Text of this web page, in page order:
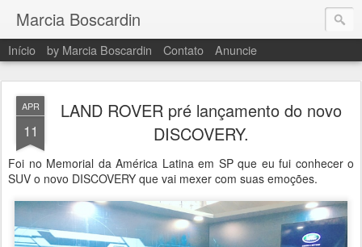
Marcia Boscardin
Início by Marcia Boscardin Contato Anuncie
APR
11
LAND ROVER pré lançamento do novo
DISCOVERY.
Foi no Memorial da América Latina em SP que eu fui conhecer o
SUV o novo DISCOVERY que vai mexer com suas emoções.